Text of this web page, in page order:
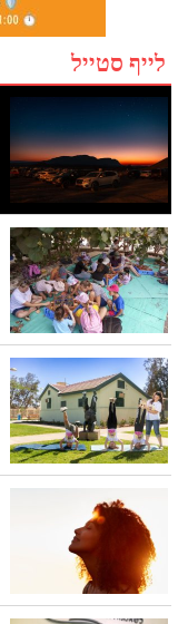
לייף סטייל